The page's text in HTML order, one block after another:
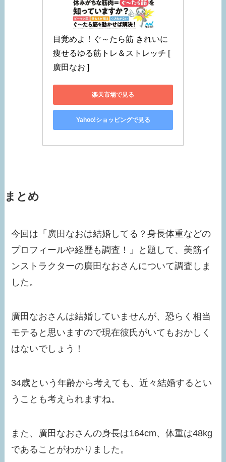
目覚めよ！ぐ～たら筋 きれいに
痩せるゆる筋トレ＆ストレッチ [
廣田なお ]
楽天市場で見る
Yahoo!ショッピングで見る
まとめ
今回は「廣田なおは結婚してる？身長体重などの
プロフィールや経歴も調査！」と題して、美筋イ
ンストラクターの廣田なおさんについて調査しま
した。
廣田なおさんは結婚していませんが、恐らく相当
モテると思いますので現在彼氏がいてもおかしく
はないでしょう！
34歳という年齢から考えても、近々結婚するとい
うことも考えられますね。
また、廣田なおさんの身長は164cm、体重は48kg
であることがわかりました。